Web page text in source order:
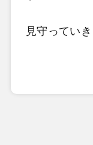
見守っていき